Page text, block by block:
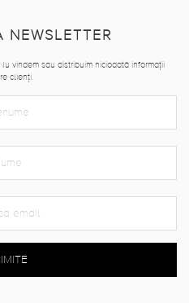
NEWSLETTER
vindem sau distribuim niciodată informații
clienți.